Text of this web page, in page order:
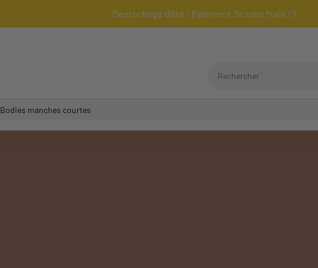
Destockage d'été ! Paiement 3x sans frais !
Bodies manches courtes